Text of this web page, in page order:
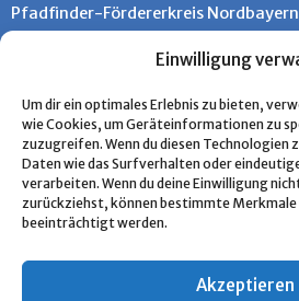
Einwilligung
Um dir ein optimales Erlebnis zu bieten,
wie Cookies, um Geräteinformationen zu
zuzugreifen. Wenn du diesen Technologien
Daten wie das Surfverhalten oder
verarbeiten. Wenn du deine Einwilligung
zurückziehst, können bestimmte Merkmale
beeinträchtigt werden.
Akzeptieren
Pfadfinder-Fördererkreis Nordbayern
Hartmannstraße 85
Deutschland
Website:https://pfadfinden-
E-Mail:herbert.elsner@euro-
Telefonnummer: 09131-304157
23. Oktober 2023 synchronisiert.